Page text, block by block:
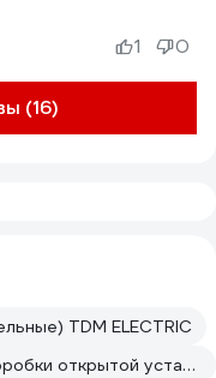
(16)
1 0
TDM ELECTRIC
Наружные распределительные коробки открытой установки TDM ELECTRIC